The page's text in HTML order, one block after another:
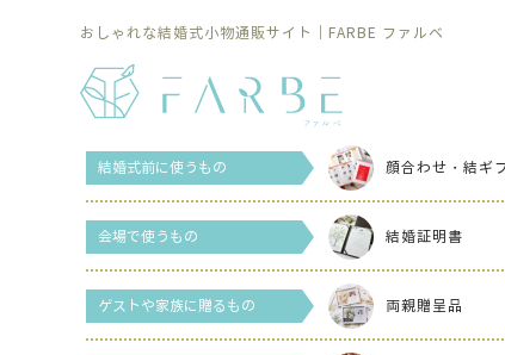
おしゃれな結婚式小物通販サイト｜FARBE ファルベ
結婚式前に使うもの 顔合わせ・結ギ
会場で使うもの 結婚証明書
ゲストや家族に贈るもの 両親贈呈品